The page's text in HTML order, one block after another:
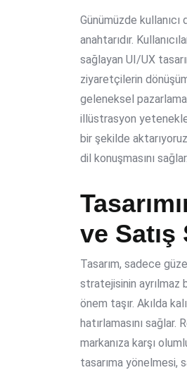
Günümüzde kullanıcı
anahtarıdır.
sağlayan UI/UX
ziyaretçilerin
geleneksel
illüstrasyon
bir şekilde
dil konuşmasını sağlar.
ve
Tasarım, sadece
stratejisinin ayrılmaz
önem taşır. Akılda
hatırlamasını
markanıza karşı
tasarıma yönelmesi,